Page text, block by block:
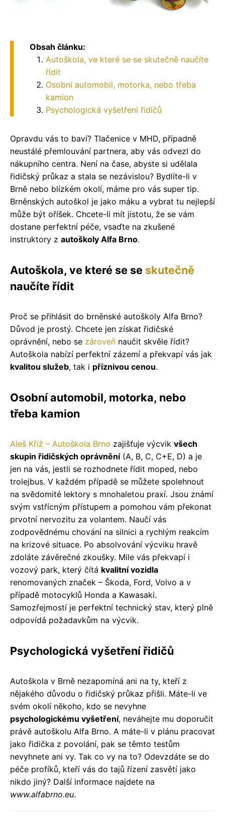
Obsah článku:
Autoškola, ve které se se skutečně naučíte
řídit
Osobní automobil, motorka, nebo třeba
kamion
Psychologická vyšetření řidičů
Opravdu vás to baví? Tlačenice v MHD, případně
neustálé přemlouvání partnera, aby vás odvezl do
nákupního centra. Není na čase, abyste si udělala
řidičský průkaz a stala se nezávislou? Bydlíte-li v
Brně nebo blízkém okolí, máme pro vás super tip.
Brněnských autoškol je jako máku a vybrat tu nejlepší
může být oříšek. Chcete-li mít jistotu, že se vám
dostane perfektní péče, vsaďte na zkušené
instruktory z autoškoly Alfa Brno.
Autoškola, ve které se se skutečně
naučíte řídit
Proč se přihlásit do brněnské autoškoly Alfa Brno?
Důvod je prostý. Chcete jen získat řidičské
oprávnění, nebo se zároveň naučit skvěle řídit?
Autoškola nabízí perfektní zázemí a překvapí vás jak
kvalitou služeb, tak i příznivou cenou.
Osobní automobil, motorka, nebo
třeba kamion
Aleš Kříž – Autoškola Brno zajišťuje výcvik všech
skupin řidičských oprávnění(A, B, C, C+E, D) a je
jen na vás, jestli se rozhodnete řídit moped, nebo
trolejbus. V každém případě se můžete spolehnout
na svědomité lektory s mnohaletou praxí. Jsou známí
svým vstřícným přístupem a pomohou vám překonat
prvotní nervozitu za volantem. Naučí vás
zodpovědnému chování na silnici a rychlým reakcím
na krizové situace. Po absolvování výcviku hravě
zdoláte závěrečné zkoušky. Mile vás překvapí i
vozový park, který čítá kvalitní vozidla
renomovaných značek – Škoda, Ford, Volvo a v
případě motocyklů Honda a Kawasaki.
Samozřejmostí je perfektní technický stav, který plně
odpovídá požadavkům na výcvik.
Psychologická vyšetření řidičů
Autoškola v Brně nezapomíná ani na ty, kteří z
nějakého důvodu o řidičský průkaz přišli. Máte-li ve
svém okolí někoho, kdo se nevyhne
psychologickému vyšetření, neváhejte mu doporučit
právě autoškolu Alfa Brno. A máte-li v plánu pracovat
jako řidička z povolání, pak se těmto testům
nevyhnete ani vy. Tak co vy na to? Odevzdáte se do
péče profíků, kteří vás do tajů řízení zasvětí jako
nikdo jiný? Další informace najdete na
www.alfabrno.eu.